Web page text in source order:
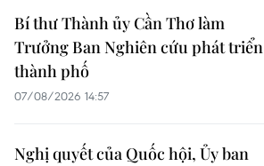
Bí thư Thành ủy Cần Thơ làm
Trưởng Ban Nghiên cứu phát triển
thành phố
07/08/2026 14:57
Nghị quyết của Quốc hội, Ủy ban